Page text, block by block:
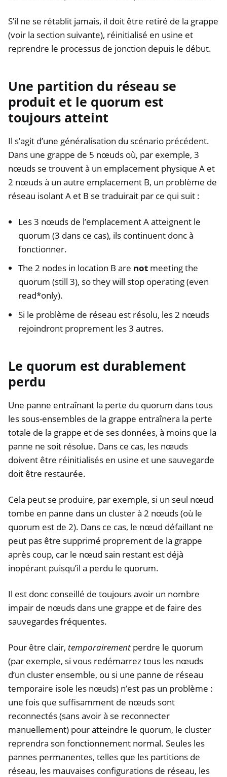
S’il ne se rétablit jamais, il doit être retiré de la grappe
(voir la section suivante), réinitialisé en usine et
reprendre le processus de jonction depuis le début.
Une partition du réseau se
produit et le quorum est
toujours atteint
Il s’agit d’une généralisation du scénario précédent.
Dans une grappe de 5 nœuds où, par exemple, 3
nœuds se trouvent à un emplacement physique A et
2 nœuds à un autre emplacement B, un problème de
réseau isolant A et B se traduirait par ce qui suit :
Les 3 nœuds de l’emplacement A atteignent le
quorum (3 dans ce cas), ils continuent donc à
fonctionner.
The 2 nodes in location B are not meeting the
quorum (still 3), so they will stop operating (even
read*only).
Si le problème de réseau est résolu, les 2 nœuds
rejoindront proprement les 3 autres.
Le quorum est durablement
perdu
Une panne entraînant la perte du quorum dans tous
les sous-ensembles de la grappe entraînera la perte
totale de la grappe et de ses données, à moins que la
panne ne soit résolue. Dans ce cas, les nœuds
doivent être réinitialisés en usine et une sauvegarde
doit être restaurée.
Cela peut se produire, par exemple, si un seul nœud
tombe en panne dans un cluster à 2 nœuds (où le
quorum est de 2). Dans ce cas, le nœud défaillant ne
peut pas être supprimé proprement de la grappe
après coup, car le nœud sain restant est déjà
inopérant puisqu’il a perdu le quorum.
Il est donc conseillé de toujours avoir un nombre
impair de nœuds dans une grappe et de faire des
sauvegardes fréquentes.
Pour être clair, temporairement perdre le quorum
(par exemple, si vous redémarrez tous les nœuds
d’un cluster ensemble, ou si une panne de réseau
temporaire isole les nœuds) n’est pas un problème :
une fois que suffisamment de nœuds sont
reconnectés (sans avoir à se reconnecter
manuellement) pour atteindre le quorum, le cluster
reprendra son fonctionnement normal. Seules les
pannes permanentes, telles que les partitions de
réseau, les mauvaises configurations de réseau, les